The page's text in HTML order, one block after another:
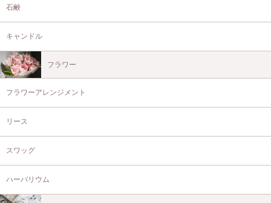
石鹸
キャンドル
フラワー
フラワーアレンジメント
リース
スワッグ
ハーバリウム